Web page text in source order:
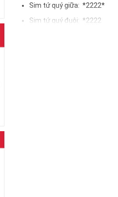
Sim tứ quý giữa: *2222*
Sim tứ quý đuôi: *2222